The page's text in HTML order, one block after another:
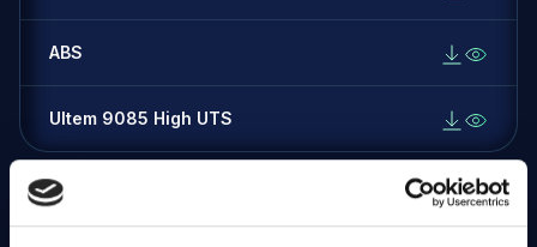
ABS
Ultem 9085 High UTS